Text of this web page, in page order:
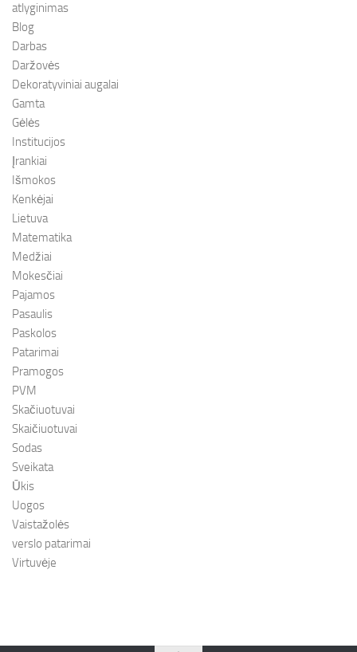
atlyginimas
Blog
Darbas
Daržovės
Dekoratyviniai augalai
Gamta
Gėlės
Institucijos
Įrankiai
Išmokos
Kenkėjai
Lietuva
Matematika
Medžiai
Mokesčiai
Pajamos
Pasaulis
Paskolos
Patarimai
Pramogos
PVM
Skačiuotuvai
Skaičiuotuvai
Sodas
Sveikata
Ūkis
Uogos
Vaistažolės
verslo patarimai
Virtuvėje